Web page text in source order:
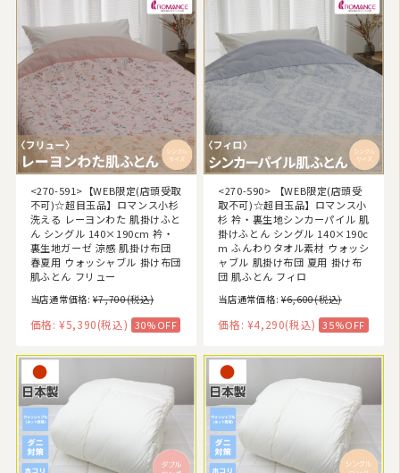
<270-591>【WEB限定(店頭受取
不可)☆超目玉品】ロマンス小杉
洗える レーヨンわた 肌掛けふと
ん シングル 140×190cm 衿・
裏生地ガーゼ 涼感 肌掛け布団
春夏用 ウォッシャブル 掛け布団
肌ふとん フリュー
当店通常価格: ¥7,700(税込)
価格: ¥5,390(税込) 30%OFF
<270-590> 【WEB限定(店頭受
取不可)☆超目玉品】ロマンス小
杉 衿・裏生地シンカーパイル 肌
掛けふとん シングル 140×190c
m ふんわりタオル素材 ウォッシ
ャブル 肌掛け布団 夏用 掛け布
団 肌ふとん フィロ
当店通常価格: ¥6,600(税込)
価格: ¥4,290(税込) 35%OFF